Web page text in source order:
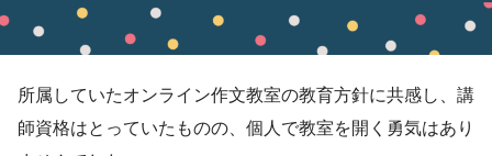
所属していたオンライン作文教室の教育方針に共感し、講
師資格はとっていたものの、個人で教室を開く勇気はあり